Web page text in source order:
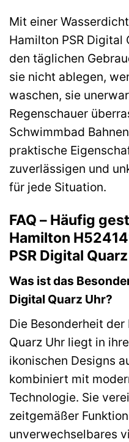
Mit einer
Hamilton PSR Digital
den täglichen
sie nicht ablegen,
waschen, sie
Regenschauer
Schwimmbad
praktische
zuverlässigen und
für jede Situation.
FAQ – Häufig
Hamilton
PSR Digital
Was ist das
Digital Quarz Uhr?
Die Besonderheit der
Quarz Uhr liegt in
ikonischen Designs
kombiniert mit
Technologie. Sie
zeitgemäßer
unverwechselbares